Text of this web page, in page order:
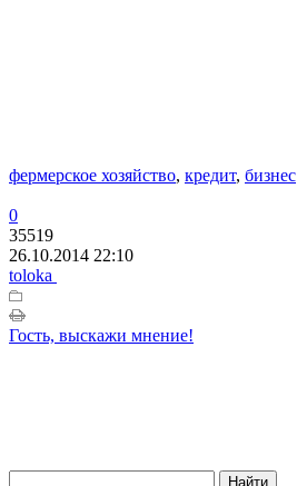
фермерское хозяйство, кредит, бизнес
0
35519
26.10.2014 22:10
toloka
Гость, выскажи мнение!